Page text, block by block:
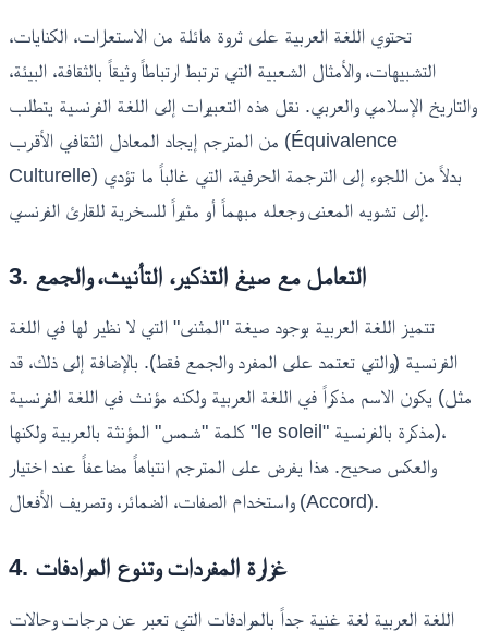
تحتوي اللغة العربية على ثروة هائلة من الاستعارات، الكنايات،
التشبيهات، والأمثال الشعبية التي ترتبط ارتباطاً وثيقاً بالثقافة، البيئة،
والتاريخ الإسلامي والعربي. نقل هذه التعبيرات إلى اللغة الفرنسية يتطلب
من المترجم إيجاد المعادل الثقافي الأقرب (Équivalence
Culturelle) بدلاً من اللجوء إلى الترجمة الحرفية، التي غالباً ما تؤدي
إلى تشويه المعنى وجعله مبهماً أو مثيراً للسخرية للقارئ الفرنسي.
3. التعامل مع صيغ التذكير، التأنيث، والجمع
تتميز اللغة العربية بوجود صيغة "المثنى" التي لا نظير لها في اللغة
الفرنسية (والتي تعتمد على المفرد والجمع فقط). بالإضافة إلى ذلك، قد
يكون الاسم مذكراً في اللغة العربية ولكنه مؤنث في اللغة الفرنسية (مثل
كلمة "شمس" المؤنثة بالعربية ولكنها "le soleil" مذكرة بالفرنسية)،
والعكس صحيح. هذا يفرض على المترجم انتباهاً مضاعفاً عند اختيار
واستخدام الصفات، الضمائر، وتصريف الأفعال (Accord).
4. غزارة المفردات وتنوع المرادفات
اللغة العربية لغة غنية جداً بالمرادفات التي تعبر عن درجات وحالات